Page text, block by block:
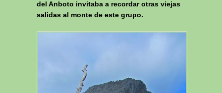
del Anboto invitaba a recordar otras viejas
salidas al monte de este grupo.